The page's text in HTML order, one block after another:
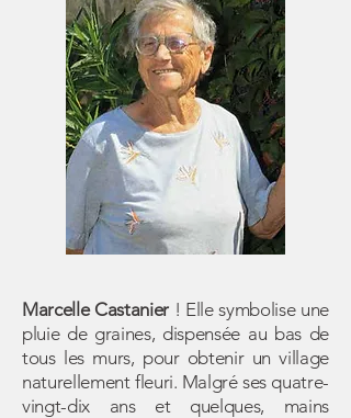
Marcelle Castanier ! Elle symbolise une
pluie de graines, dispensée au bas de
tous les murs, pour obtenir un village
naturellement fleuri. Malgré ses quatre-
vingt-dix ans et quelques, mains